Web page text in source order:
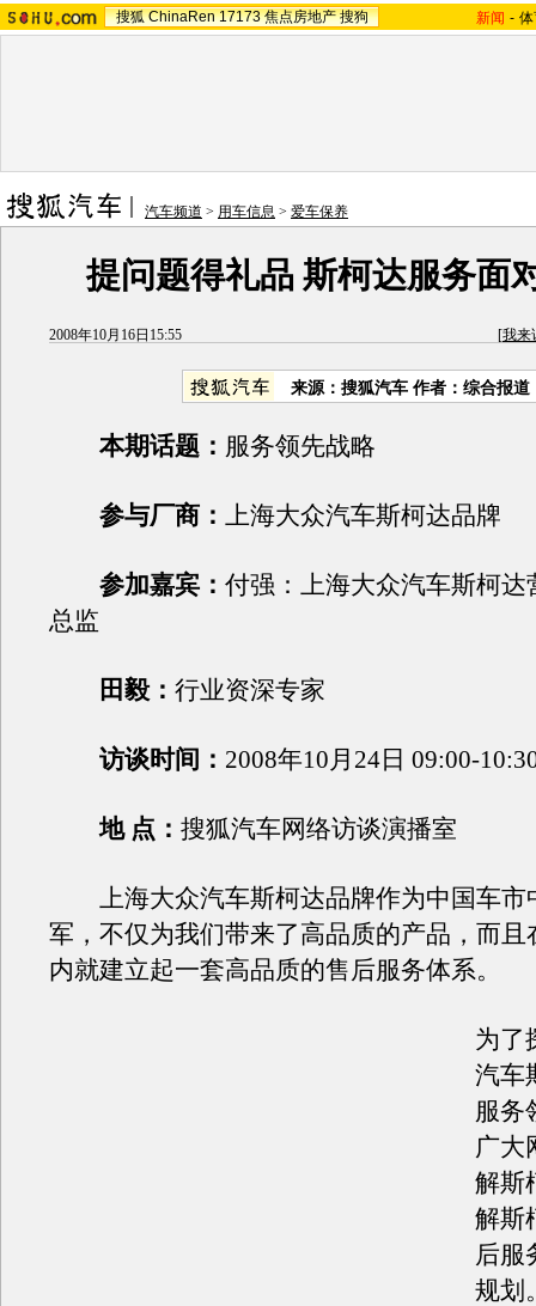
搜狐 ChinaRen 17173 焦点房地产 搜狗 新闻 -
汽车频道 > 用车信息 > 爱车保养
提问题得礼品 斯柯达服务面
2008年10月16日15:55 [我来
来源：搜狐汽车 作者：综合报道
本期话题： 服务领先战略
参与厂商： 上海大众汽车斯柯达品牌
参加嘉宾： 付强：上海大众汽车斯柯达
总监
田毅： 行业资深专家
访谈时间： 2008年10月24日 09:00-
地 点： 搜狐汽车网络访谈演播室
上海大众汽车斯柯达品牌作为中国车市
军，不仅为我们带来了高品质的产品，而且
内就建立起一套高品质的售后服务体系。
为了
汽车
服务
广大
解斯
解斯
后服
规划